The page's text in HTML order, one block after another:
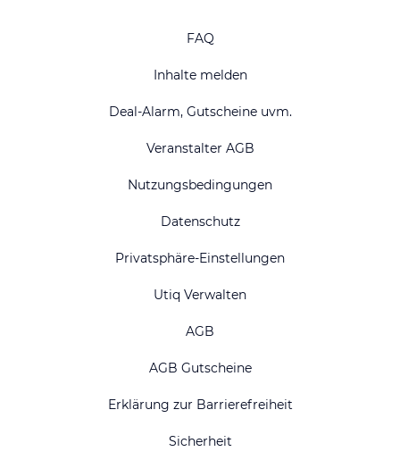
FAQ
Inhalte melden
Deal-Alarm, Gutscheine uvm.
Veranstalter AGB
Nutzungsbedingungen
Datenschutz
Privatsphäre-Einstellungen
Utiq Verwalten
AGB
AGB Gutscheine
Erklärung zur Barrierefreiheit
Sicherheit